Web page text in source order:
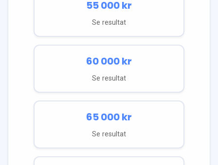
55 000kr
Se resultat
60 000kr
Se resultat
65 000kr
Se resultat